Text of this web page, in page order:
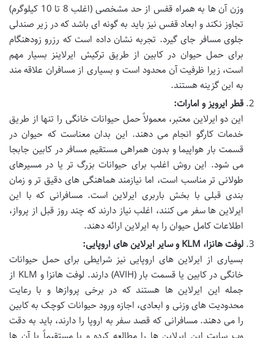
وزن آن ها به همراه قفس از حد مشخصی (اغلب 8 تا 10 کیلوگرم)
تجاوز نکند و ابعاد قفس نیز باید به گونه ای باشد که در زیر صندلی
جلوی مسافر جای گیرد. تجربه نشان داده است که رزرو زودهنگام
برای حمل حیوان در کابین از طریق ترکیش ایرلاینز بسیار مهم
است، زیرا ظرفیت آن محدود است و بسیاری از مسافران علاقه مند
به این گزینه هستند.
قطر ایرویز و امارات:
این دو ایرلاین معتبر، معمولاًحمل حیوانات خانگی را تنها از طریق
خدمات کارگو انجام می دهند. این بدان معناست که حیوان در
قسمت بار هواپیما و بدون همراهی مستقیم مسافر در کابین جابجا
می شود. این روش اغلب برای حیوانات بزرگ تر یا در مسیرهای
طولانی تر مناسب است، اما نیازمند هماهنگی های دقیق تر و زمان
بندی قبلی با بخش باربری ایرلاین است. مسافرانی که با این
ایرلاین ها سفر می کنند، اغلب نیاز دارند که چند روز قبل از پرواز،
اطلاعات کامل حیوان را به ایرلاین ارائه دهند.
لوفت هانزا، KLM و سایر ایرلاین های اروپایی:
بسیاری از ایرلاین های اروپایی نیز شرایطی برایحمل حیوانات
خانگی
در کابین یا قسمت بار (AVIH) دارند. لوفت هانزا و KLM از
جمله این ایرلاین ها هستند که در برخی پروازها و با رعایت
محدودیت های وزنی و ابعادی، اجازه ورود حیوانات کوچک به کابین
را می دهند. مسافرانی که قصد سفر به اروپا را دارند، باید به دقت